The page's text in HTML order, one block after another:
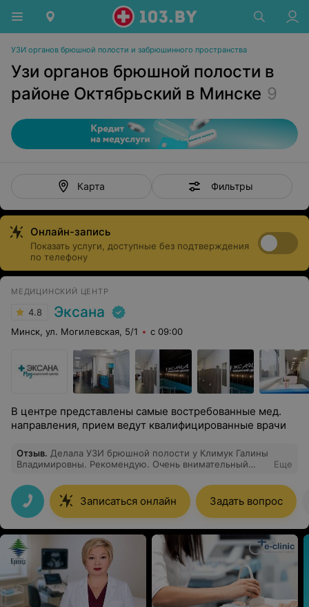
УЗИ органов брюшной полости и забрюшинного пространства
Узи органов брюшной полости в
районе Октябрьский в Минске 9
Карта Фильтры
Онлайн-запись
Показать услуги, доступные без подтверждения
по телефону
МЕДИЦИНСКИЙ ЦЕНТР
4.8 Эксана
Минск, ул. Могилевская, 5/1 с 09:00
В центре представлены самые востребованные мед.
направления, прием ведут квалифицированные врачи
Отзыв. Делала УЗИ брюшной полости у Климук Галины
Владимировны. Рекомендую. Очень внимательный
Еще
Записаться онлайн Задать вопрос